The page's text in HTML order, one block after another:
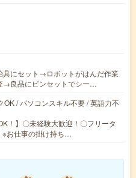
にセット→ロボットがはんだ作業
→良品にピンセットでシー…
OK / パソコンスキル不要 / 英語力不
！】〇未経験大歓迎！〇フリータ
お仕事の掛け持ち…